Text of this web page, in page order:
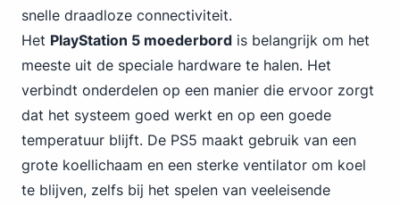
snelle draadloze connectiviteit.
Het PlayStation 5 moederbord is belangrijk om het
meeste uit de speciale hardware te halen. Het
verbindt onderdelen op een manier die ervoor zorgt
dat het systeem goed werkt en op een goede
temperatuur blijft. De PS5 maakt gebruik van een
grote koellichaam en een sterke ventilator om koel
te blijven, zelfs bij het spelen van veeleisende